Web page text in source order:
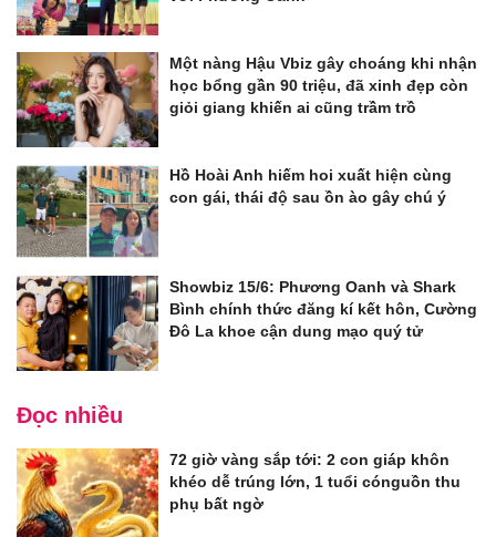
Một nàng Hậu Vbiz gây choáng khi nhận
học bổng gần 90 triệu, đã xinh đẹp còn
giỏi giang khiến ai cũng trầm trồ
Hồ Hoài Anh hiếm hoi xuất hiện cùng
con gái, thái độ sau ồn ào gây chú ý
Showbiz 15/6: Phương Oanh và Shark
Bình chính thức đăng kí kết hôn, Cường
Đô La khoe cận dung mạo quý tử
Đọc nhiều
72 giờ vàng sắp tới: 2 con giáp khôn
khéo dễ trúng lớn, 1 tuổi cónguồn thu
phụ bất ngờ